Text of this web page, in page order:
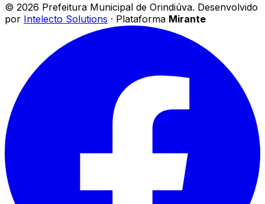
© 2026 Prefeitura Municipal de Orindiúva. Desenvolvido
por Intelecto Solutions · Plataforma Mirante